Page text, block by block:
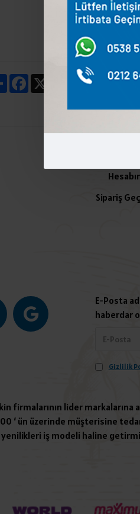
ShareFacebook Pinterest
WhatsApp
Email
Sipariş
E-Posta
haberdar
Gizlilik
firmalarının lider
‘ ün üzerinde müşterisine
iş modeli haline